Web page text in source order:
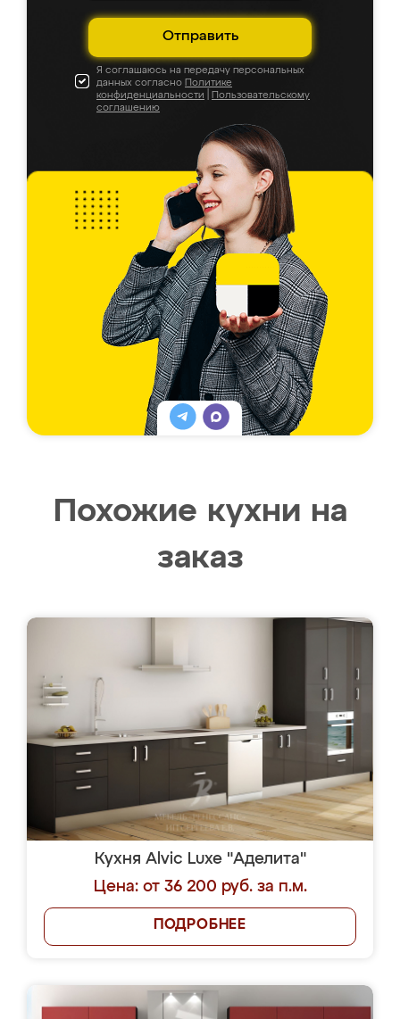
Отправить
Я соглашаюсь на передачу персональных
данных согласно Политике
конфиденциальности
Пользовательскому
соглашению
Похожие кухни на
заказ
Кухня Alvic Luxe "Аделита"
Цена: от 36 200 руб. за п.м.
ПОДРОБНЕЕ